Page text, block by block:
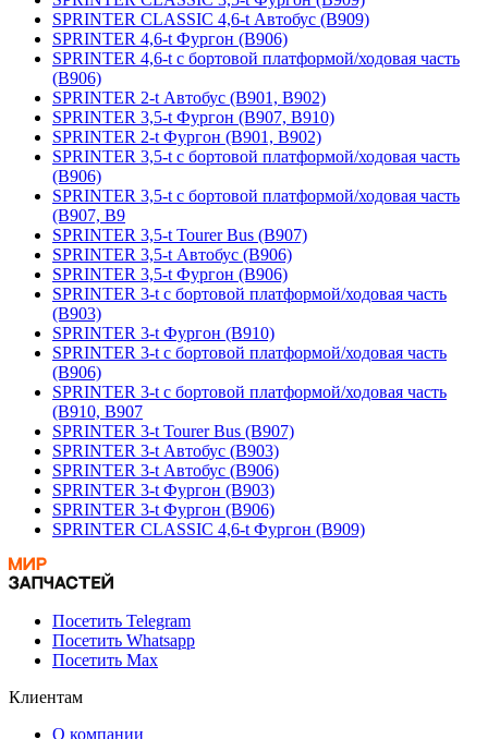
SPRINTER CLASSIC 4,6-t Автобус (B909)
SPRINTER 4,6-t Фургон (B906)
SPRINTER 4,6-t c бортовой платформой/ходовая часть
(B906)
SPRINTER 2-t Автобус (B901, B902)
SPRINTER 3,5-t Фургон (B907, B910)
SPRINTER 2-t Фургон (B901, B902)
SPRINTER 3,5-t c бортовой платформой/ходовая часть
(B906)
SPRINTER 3,5-t c бортовой платформой/ходовая часть
(B907, B9
SPRINTER 3,5-t Tourer Bus (B907)
SPRINTER 3,5-t Автобус (B906)
SPRINTER 3,5-t Фургон (B906)
SPRINTER 3-t c бортовой платформой/ходовая часть
(B903)
SPRINTER 3-t Фургон (B910)
SPRINTER 3-t c бортовой платформой/ходовая часть
(B906)
SPRINTER 3-t c бортовой платформой/ходовая часть
(B910, B907
SPRINTER 3-t Tourer Bus (B907)
SPRINTER 3-t Автобус (B903)
SPRINTER 3-t Автобус (B906)
SPRINTER 3-t Фургон (B903)
SPRINTER 3-t Фургон (B906)
SPRINTER CLASSIC 4,6-t Фургон (B909)
Посетить Telegram
Посетить Whatsapp
Посетить Max
Клиентам
О компании